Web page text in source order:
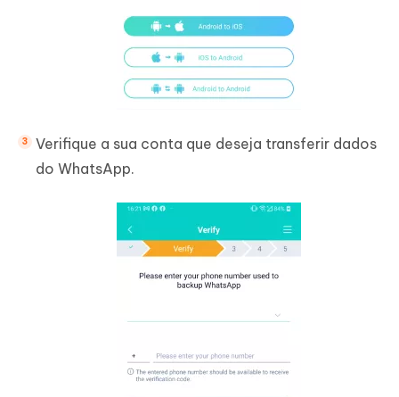
Verifique a sua conta que deseja transferir dados
do WhatsApp.